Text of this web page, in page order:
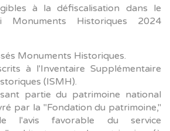
à la défiscalisation dans le
Historiques 2024
Monuments Historiques.
à l'Inventaire Supplémentaire
(ISMH).
partie du patrimoine national
par la "Fondation du patrimoine,"
l'avis favorable du service